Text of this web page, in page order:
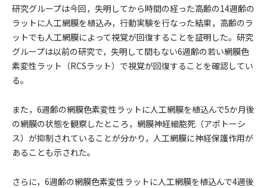
研究グループは今回，失明してから時間の経った高齢の14週齢の
ラットに人工網膜を植込み，行動実験を行なった結果，高齢のラ
ットでも人工網膜によって視覚が回復することを証明した。研究
グループは以前の研究で，失明して間もない6週齢の若い網膜色
素変性ラット（RCSラット）で視覚が回復することを確認してい
る。
また，6週齢の網膜色素変性ラットに人工網膜を植込んで5か月後
の網膜の状態を観察したところ，網膜神経細胞死（アポトーシ
ス）が抑制されていることが分かり，人工網膜に神経保護作用が
あることも示された。
さらに，6週齢の網膜色素変性ラットに人工網膜を植込んで4週後